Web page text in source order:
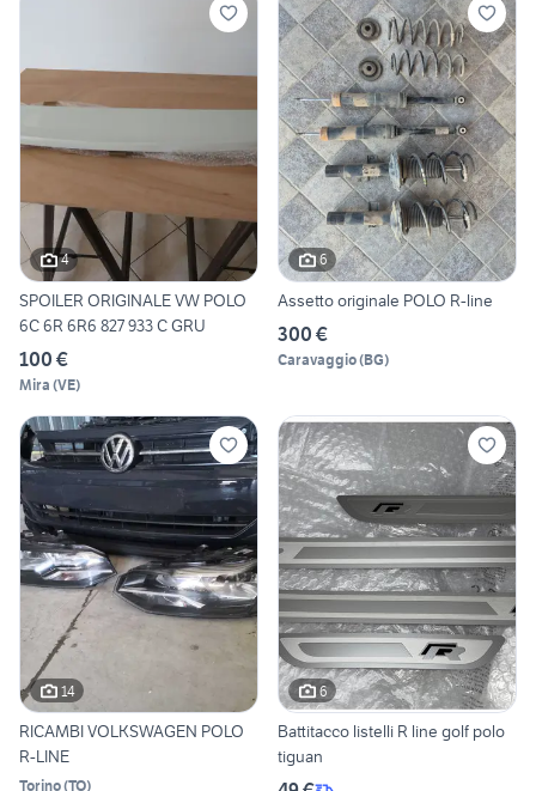
4
SPOILER ORIGINALE VW POLO
6C 6R 6R6 827 933 C GRU
100 €
Mira (VE)
6
Assetto originale POLO R-line
300 €
Caravaggio(BG)
14
RICAMBI VOLKSWAGEN POLO
R-LINE
Torino(TO)
6
Battitacco listelli R line golf polo
tiguan